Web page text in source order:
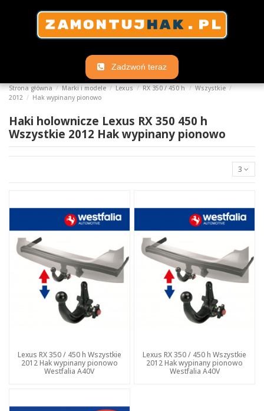
Zadzwoń teraz
Strona główna Marki i modele Lexus RX 350 / 450 h
Wszystkie
2012
Hak wypinany pionowo
Haki holownicze Lexus RX 350 450 h
Wszystkie 2012 Hak wypinany pionowo
3
Lexus RX 350 / 450 h Wszystkie
2012 Hak wypinany pionowo
Westfalia A40V
Lexus RX 350 / 450 h Wszystkie
2012 Hak wypinany pionowo
Westfalia A40V